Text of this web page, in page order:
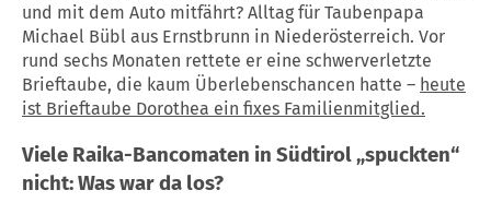
und mit dem Auto mitfährt? Alltag für Taubenpapa
Michael Bübl aus Ernstbrunn in Niederösterreich. Vor
rund sechs Monaten rettete er eine schwerverletzte
Brieftaube, die kaum Überlebenschancen hatte – heute
ist Brieftaube Dorothea ein fixes Familienmitglied.
Viele Raika-Bancomaten in Südtirol „spuckten“
nicht: Was war da los?